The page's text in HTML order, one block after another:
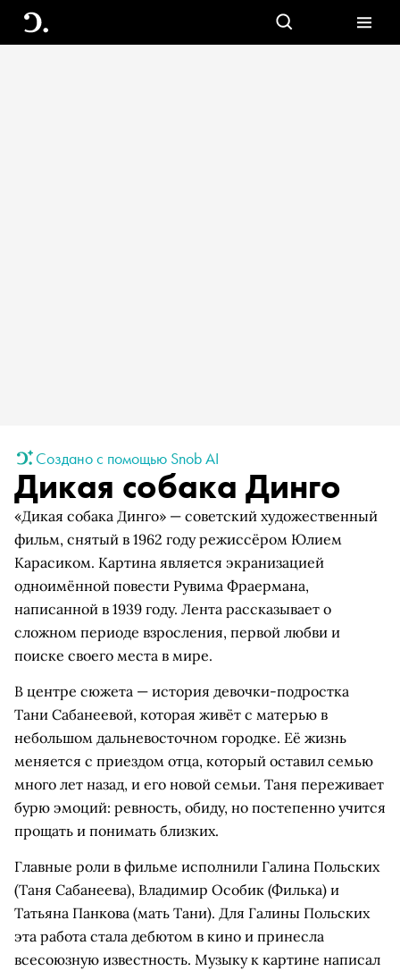
Создано с помощью Snob AI
Дикая собака Динго
«Дикая собака Динго» — советский художественный
фильм, снятый в 1962 году режиссёром Юлием
Карасиком. Картина является экранизацией
одноимённой повести Рувима Фраермана,
написанной в 1939 году. Лента рассказывает о
сложном периоде взросления, первой любви и
поиске своего места в мире.
В центре сюжета — история девочки-подростка
Тани Сабанеевой, которая живёт с матерью в
небольшом дальневосточном городке. Её жизнь
меняется с приездом отца, который оставил семью
много лет назад, и его новой семьи. Таня переживает
бурю эмоций: ревность, обиду, но постепенно учится
прощать и понимать близких.
Главные роли в фильме исполнили Галина Польских
(Таня Сабанеева), Владимир Особик (Филька) и
Татьяна Панкова (мать Тани). Для Галины Польских
эта работа стала дебютом в кино и принесла
всесоюзную известность. Музыку к картине написал